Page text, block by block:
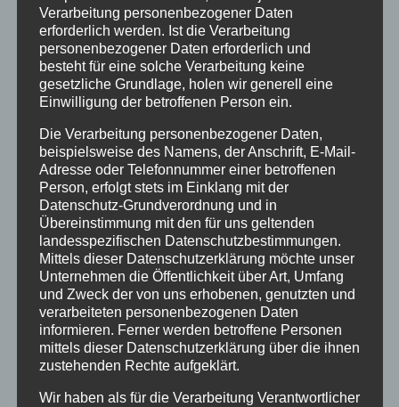
CURA SPORT PROBIOTIC
45,77€ Enthält 7% Mehrwertsteuer zzgl.
Lieferzeit: sofort lieferbar
In den Warenkorb Details
Verarbeitung personenbezogener Daten
erforderlich werden. Ist die Verarbeitung
personenbezogener Daten erforderlich und
besteht für eine solche Verarbeitung keine
gesetzliche Grundlage, holen wir generell eine
Einwilligung der betroffenen Person ein.
Die Verarbeitung personenbezogener Daten,
beispielsweise des Namens, der Anschrift, E-Mail-
Adresse oder Telefonnummer einer betroffenen
Person, erfolgt stets im Einklang mit der
Datenschutz-Grundverordnung und in
Übereinstimmung mit den für uns geltenden
landesspezifischen Datenschutzbestimmungen.
Mittels dieser Datenschutzerklärung möchte unser
Unternehmen die Öffentlichkeit über Art, Umfang
und Zweck der von uns erhobenen, genutzten und
verarbeiteten personenbezogenen Daten
informieren. Ferner werden betroffene Personen
mittels dieser Datenschutzerklärung über die ihnen
zustehenden Rechte aufgeklärt.
Wir haben als für die Verarbeitung Verantwortlicher